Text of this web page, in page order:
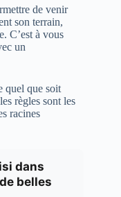
de venir
son terrain,
C’est à vous
un
quel que soit
règles sont les
racines
dans
belles